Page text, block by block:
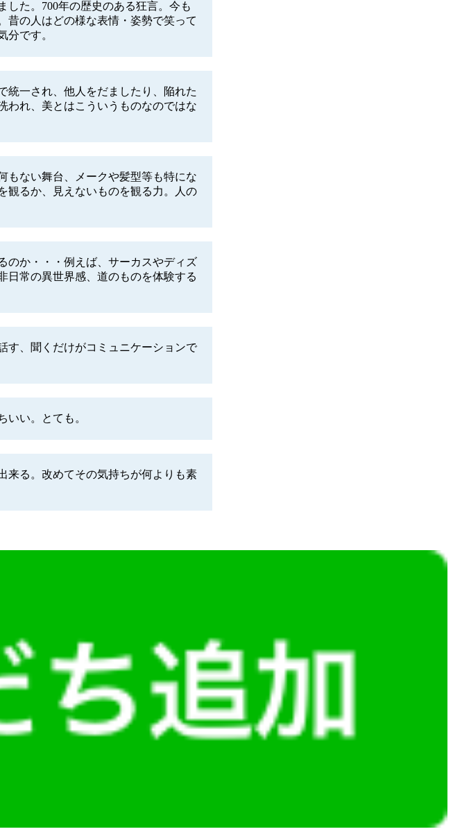
した。700年の歴史のある狂言。今も
昔の人はどの様な表情・姿勢で笑って
分です。
統一され、他人をだましたり、陥れた
われ、美とはこういうものなのではな
もない舞台、メークや髪型等も特にな
観るか、見えないものを観る力。人の
のか・・・例えば、サーカスやディズ
日常の異世界感、道のものを体験する
す、聞くだけがコミュニケーションで
いい。とても。
来る。改めてその気持ちが何よりも素